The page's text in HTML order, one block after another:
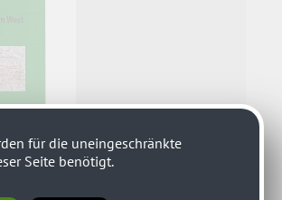
für die uneingeschränkte
Seite benötigt.